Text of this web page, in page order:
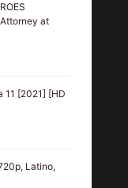
at
11 [2021] [HD
Latino,